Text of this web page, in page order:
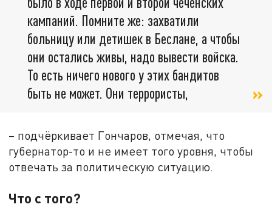
кампаний. Помните же: захватили
больницу или детишек в Беслане, а чтобы
они остались живы, надо вывести войска.
То есть ничего нового у этих бандитов
быть не может. Они террористы,
– подчёркивает Гончаров, отмечая, что
губернатор-то и не имеет того уровня, чтобы
отвечать за политическую ситуацию.
Что с того?